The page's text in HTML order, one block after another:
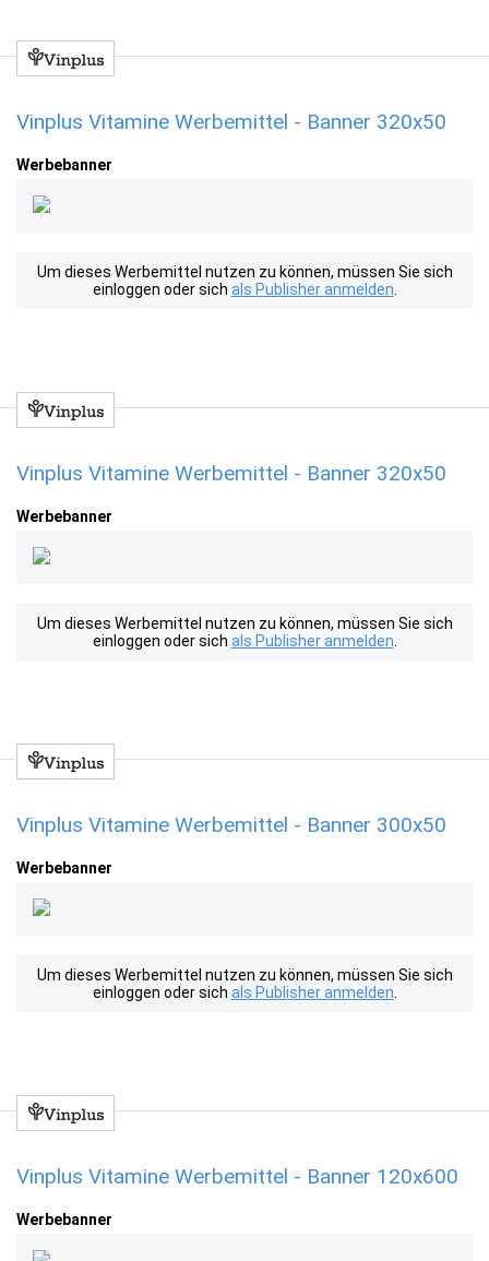
Vinplus Vitamine Werbemittel - Banner 320x50
Werbebanner
Um dieses Werbemittel nutzen zu können, müssen Sie sich
einloggen oder sich als Publisher anmelden
Vinplus Vitamine Werbemittel - Banner 320x50
Werbebanner
Um dieses Werbemittel nutzen zu können, müssen Sie sich
einloggen oder sich als Publisher anmelden
Vinplus Vitamine Werbemittel - Banner 300x50
Werbebanner
Um dieses Werbemittel nutzen zu können, müssen Sie sich
einloggen oder sich als Publisher anmelden
Vinplus Vitamine Werbemittel - Banner 120x600
Werbebanner